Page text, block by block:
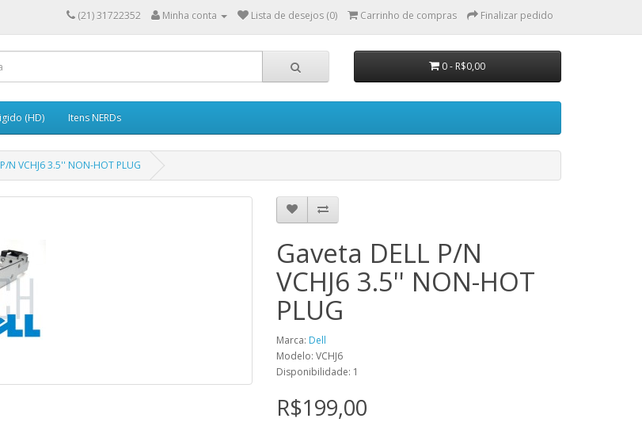
(21) 31722352 Minha conta Lista de desejos (0) Carrinho de compras Finalizar pedido
0 - R$0,00
(HD) Itens NERDs
N VCHJ6 3.5'' NON-HOT PLUG
Gaveta DELL P/N
VCHJ6 3.5'' NON-HOT
PLUG
Marca: Dell
Modelo: VCHJ6
Disponibilidade: 1
R$199,00